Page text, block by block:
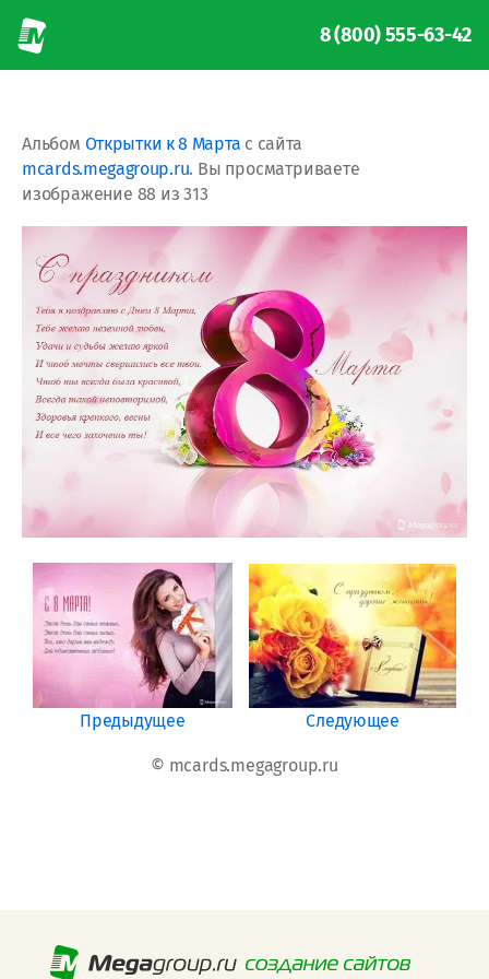
8 (800) 555-63-42
Альбом Открытки к 8 Марта с сайта
mcards.megagroup.ru. Вы просматриваете
изображение 88 из 313
Предыдущее Следующее
© mcards.megagroup.ru